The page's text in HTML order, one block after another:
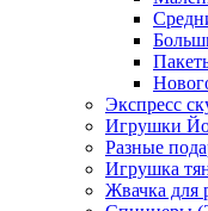
Экспресс
Игрушки
Разные
Игрушка
Жвачка для